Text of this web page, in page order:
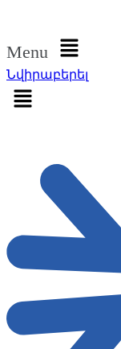
Menu
Նվիրաբերել